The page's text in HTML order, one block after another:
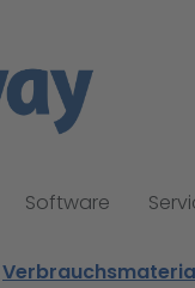
Software